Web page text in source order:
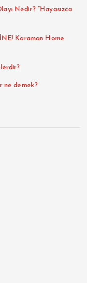
Nedir? “Hayasızca
Karaman Home
ne demek?